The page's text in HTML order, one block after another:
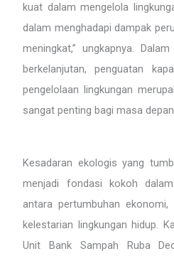
kuat dalam mengelola
dalam menghadapi dampak
meningkat,” ungkapnya.
berkelanjutan, penguatan
pengelolaan lingkungan
sangat penting bagi masa
Kesadaran ekologis yang
menjadi fondasi kokoh
antara pertumbuhan
kelestarian lingkungan hidup.
Unit Bank Sampah Ruba